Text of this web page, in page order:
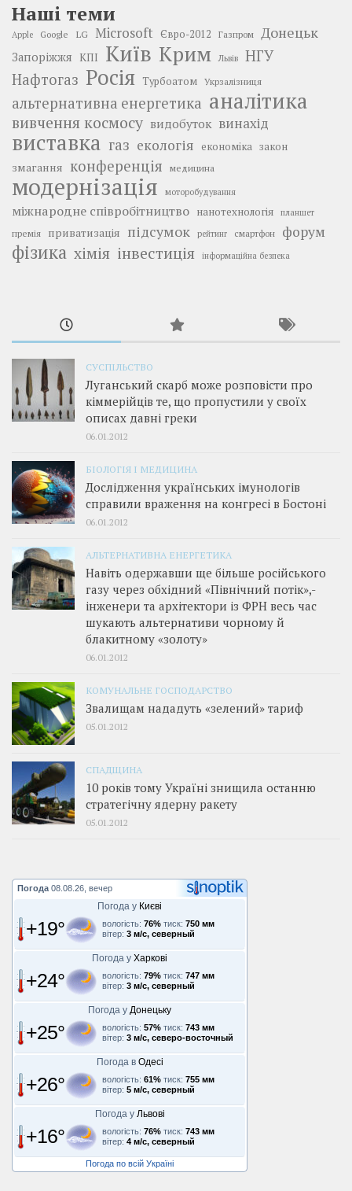
Наші теми
Apple Google LG Microsoft Євро-2012 Газпром Донецьк
Запоріжжя КПІ Київ Крим Львів
НГУ
Нафтогаз Росія Турбоатом Укрзалізниця
альтернативна енергетика аналітика
вивчення космосу видобуток винахід
виставка газ екологія економіка закон
змагання конференція медицина
модернізація моторобудування
міжнародне співробітництво нанотехнологія планшет
премія приватизація підсумок рейтинг смартфон форум
фізика хімія інвестиція інформаційна безпека
СУСПІЛЬСТВО
Луганський скарб може розповісти про
кіммерійців те, що пропустили у своїх
описах давні греки
06.01.2012
БІОЛОГІЯ І МЕДИЦИНА
Дослідження українських імунологів
справили враження на конгресі в Бостоні
06.01.2012
АЛЬТЕРНАТИВНА ЕНЕРГЕТИКА
Навіть одержавши ще більше російського
газу через обхідний «Північний потік»,­
інженери та архітектори із ФРН весь час
шукають альтернативи чорному й
блакитному «золоту»
06.01.2012
КОМУНАЛЬНЕ ГОСПОДАРСТВО
Звалищам нададуть «зелений» тариф
05.01.2012
СПАДЩИНА
10 років тому Україні знищила останню
стратегічну ядерну ракету
05.01.2012
Погода 08.08.26, вечер
Погода у Києві
+19° вологість: 76% тиск: 750 мм
вітер: 3 м/с, северный
Погода у Харкові
+24° вологість: 79% тиск: 747 мм
вітер: 3 м/с, северный
Погода у Донецьку
+25° вологість: 57% тиск: 743 мм
вітер: 3 м/с, северо-восточный
Погода в Одесі
+26° вологість: 61% тиск: 755 мм
вітер: 5 м/с, северный
Погода у Львові
+16° вологість: 76% тиск: 743 мм
вітер: 4 м/с, северный
Погода по всій Україні